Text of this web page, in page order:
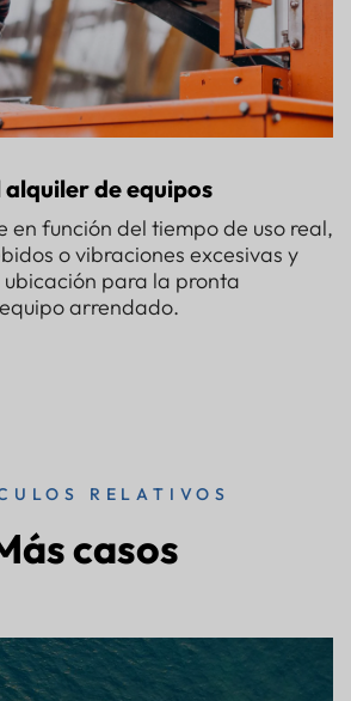
de equipos
en función del tiempo de uso real,
o vibraciones excesivas y
para la pronta
arrendado.
RELATIVOS
casos